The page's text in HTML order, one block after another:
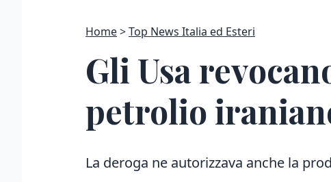
Home Top News Italia ed Esteri
Gli Usa
petrolio
La deroga ne autorizzava anche la